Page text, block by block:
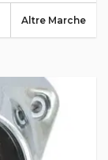
Altre Marche